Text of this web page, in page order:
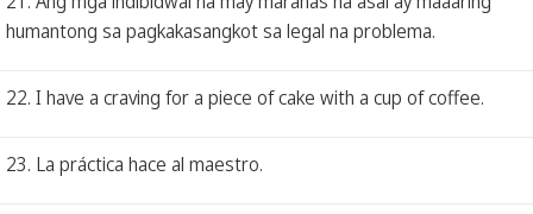
humantong sa pagkakasangkot sa legal na problema.
22. I have a craving for a piece of cake with a cup of coffee.
23. La práctica hace al maestro.